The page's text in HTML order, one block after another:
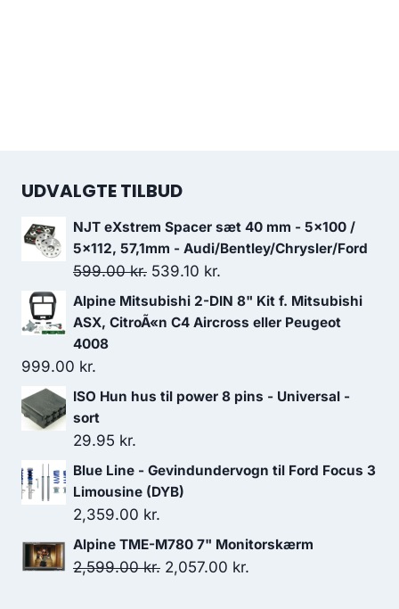
UDVALGTE TILBUD
NJT eXstrem Spacer sæt 40 mm - 5x100 /
5x112, 57,1mm - Audi/Bentley/Chrysler/Ford
599.00kr. Den
oprindelige
pris
539.10 kr.
aktuelle
pris
Alpine Mitsubishi 2-DIN 8" Kit f. Mitsubishi
ASX, CitroÃ«n C4 Aircross eller Peugeot
4008
999.00 kr.
ISO Hun hus til power 8 pins - Universal -
sort
29.95 kr.
Blue Line - Gevindundervogn til Ford Focus 3
Limousine (DYB)
2,359.00 kr.
Alpine TME-M780 7" Monitorskærm
2,599.00kr. Den
2,057.00 kr.